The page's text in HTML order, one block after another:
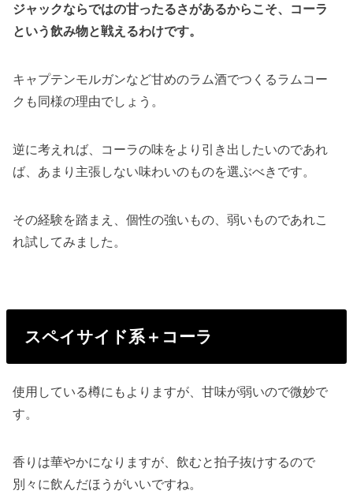
ジャックならではの甘ったるさがあるからこそ、コーラ
という飲み物と戦えるわけです。
キャプテンモルガンなど甘めのラム酒でつくるラムコー
クも同様の理由でしょう。
逆に考えれば、コーラの味をより引き出したいのであれ
ば、あまり主張しない味わいのものを選ぶべきです。
その経験を踏まえ、個性の強いもの、弱いものであれこ
れ試してみました。
スペイサイド系＋コーラ
使用している樽にもよりますが、甘味が弱いので微妙で
す。
香りは華やかになりますが、飲むと拍子抜けするので
別々に飲んだほうがいいですね。